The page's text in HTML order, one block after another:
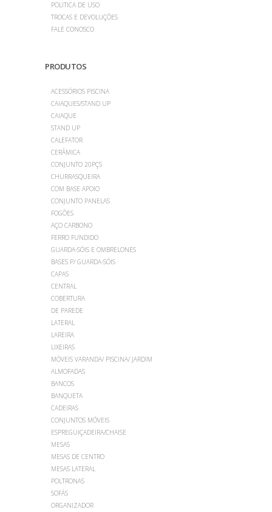
POLITICA DE USO
TROCAS E DEVOLUÇÕES
FALE CONOSCO
PRODUTOS
ACESSÓRIOS PISCINA
CAIAQUES/STAND UP
CAIAQUE
STAND UP
CALEFATOR
CERÂMICA
CONJUNTO 20PÇS
CHURRASQUEIRA
COM BASE APOIO
CONJUNTO PANELAS
FOGÕES
AÇO CARBONO
FERRO FUNDIDO
GUARDA-SÓIS E OMBRELONES
BASES P/ GUARDA-SÓIS
CAPAS
CENTRAL
COBERTURA
DE PAREDE
LATERAL
LAREIRA
LIXEIRAS
MÓVEIS VARANDA/ PISCINA/ JARDIM
ALMOFADAS
BANCOS
BANQUETA
CADEIRAS
CONJUNTOS MÓVEIS
ESPREGUIÇADEIRA/CHAISE
MESAS
MESAS DE CENTRO
MESAS LATERAL
POLTRONAS
SOFÁS
ORGANIZADOR